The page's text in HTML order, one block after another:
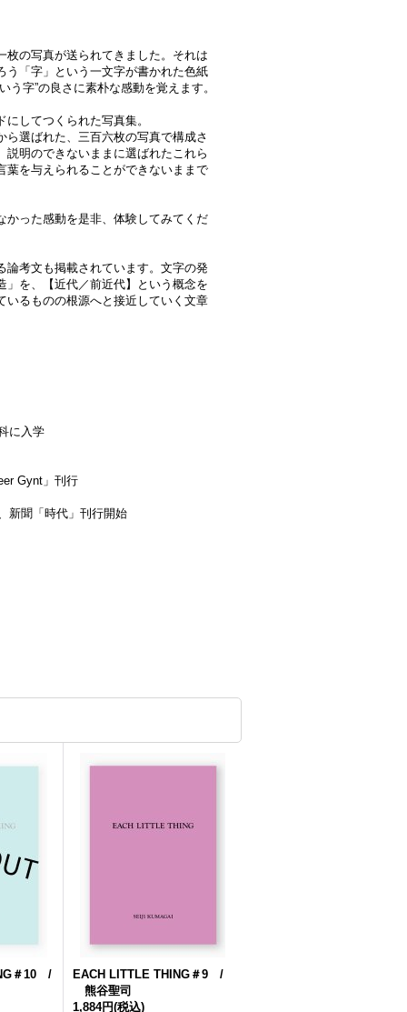
の写真が送られてきました。それは
う「字」という一文字が書かれた色紙
字”の良さに素朴な感動を覚えます。
してつくられた写真集。
選ばれた、三百六枚の写真で構成さ
明のできないままに選ばれたこれら
葉を与えられることができないままで
かった感動を是非、体験してみてくだ
論考文も掲載されています。文字の発
を、【近代／前近代】という概念を
いるものの根源へと接近していく文章
に入学
Gynt」刊行
新聞「時代」刊行開始
＃10 /
EACH LITTLE THING＃9 /
熊谷聖司
1,884円(税込)